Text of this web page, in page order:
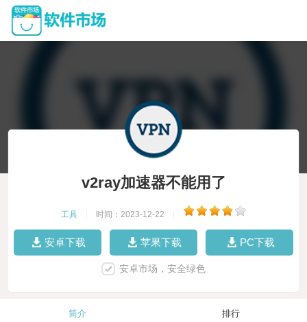
v2ray加速器不能用了
工具 时间：2023-12-22
安卓下载 苹果下载 PC下载
安卓市场，安全绿色
简介 排行